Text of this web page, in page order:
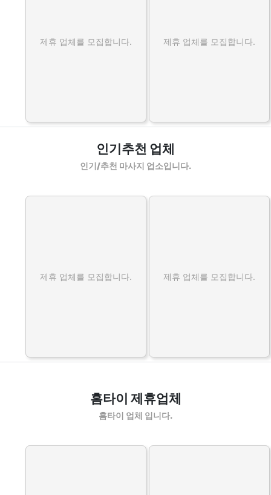
제휴 업체를 모집합니다. 제휴 업체를 모집합니다.
인기추천 업체
인기/추천 마사지 업소입니다.
제휴 업체를 모집합니다. 제휴 업체를 모집합니다.
홈타이 제휴업체
홈타이 업체 입니다.